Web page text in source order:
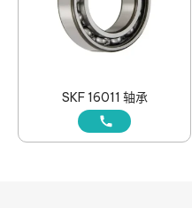
SKF 16011 轴承